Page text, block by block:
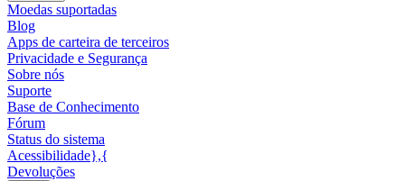
Moedas suportadas
Blog
Apps de carteira de terceiros
Privacidade e Segurança
Sobre nós
Suporte
Base de Conhecimento
Fórum
Status do sistema
Acessibilidade},{
Devoluções